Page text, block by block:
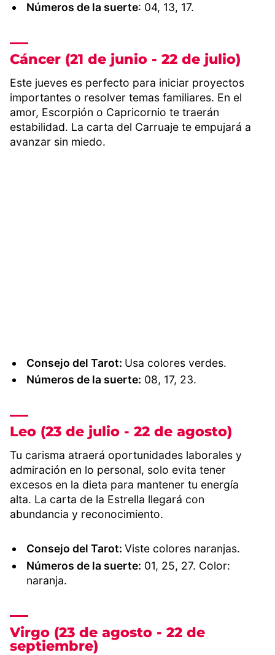
Números de la suerte: 04, 13, 17.
Cáncer (21 de junio - 22 de julio)
Este jueves es perfecto para iniciar proyectos
importantes o resolver temas familiares. En el
amor, Escorpión o Capricornio te traerán
estabilidad. La carta del Carruaje te empujará a
avanzar sin miedo.
Consejo del Tarot: Usa colores verdes.
Números de la suerte: 08, 17, 23.
Leo (23 de julio - 22 de agosto)
Tu carisma atraerá oportunidades laborales y
admiración en lo personal, solo evita tener
excesos en la dieta para mantener tu energía
alta. La carta de la Estrella llegará con
abundancia y reconocimiento.
Consejo del Tarot:Viste colores naranjas.
Números de la suerte: 01, 25, 27. Color:
naranja.
Virgo (23 de agosto - 22 de
septiembre)